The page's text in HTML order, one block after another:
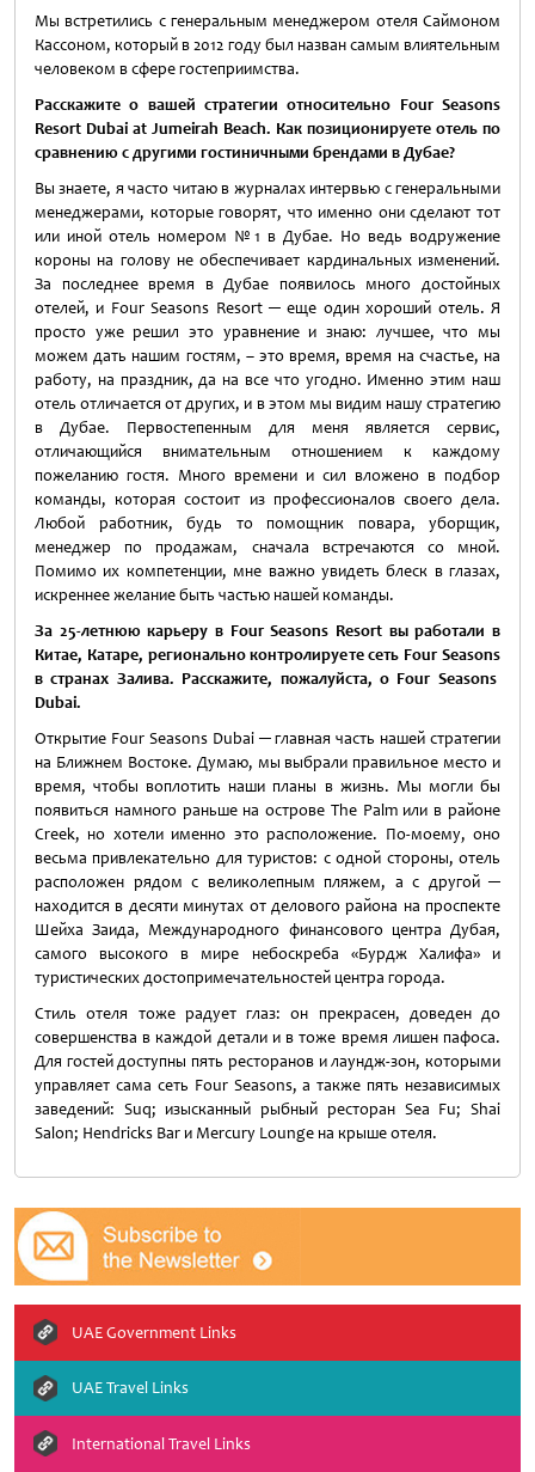
Мы встретились с генеральным менеджером отеля Саймоном
Кассоном, который в 2012 году был назван самым влиятельным
человеком в сфере гостеприимства.
Расскажите о вашей стратегии относительно Four Seasons
Resort Dubai at Jumeirah Beach. Как позиционируете отель по
сравнению с другими гостиничными брендами в Дубае?
Вы знаете, я часто читаю в журналах интервью с генеральными
менеджерами, которые говорят, что именно они сделают тот
или иной отель номером №1 в Дубае. Но ведь водружение
короны на голову не обеспечивает кардинальных изменений.
За последнее время в Дубае появилось много достойных
отелей, и Four Seasons Resort ─ еще один хороший отель. Я
просто уже решил это уравнение и знаю: лучшее, что мы
можем дать нашим гостям, – это время, время на счастье, на
работу, на праздник, да на все что угодно. Именно этим наш
отель отличается от других, и в этом мы видим нашу стратегию
в Дубае. Первостепенным для меня является сервис,
отличающийся внимательным отношением к каждому
пожеланию гостя. Много времени и сил вложено в подбор
команды, которая состоит из профессионалов своего дела.
Любой работник, будь то помощник повара, уборщик,
менеджер по продажам, сначала встречаются со мной.
Помимо их компетенции, мне важно увидеть блеск в глазах,
искреннее желание быть частью нашей команды.
За 25-летнюю карьеру в Four Seasons Resort вы работали в
Китае, Катаре, регионально контролируете сеть Four Seasons
в странах Залива. Расскажите, пожалуйста, о Four Seasons
Dubai.
Открытие Four Seasons Dubai ─ главная часть нашей стратегии
на Ближнем Востоке. Думаю, мы выбрали правильное место и
время, чтобы воплотить наши планы в жизнь. Мы могли бы
появиться намного раньше на острове The Palm или в районе
Creek, но хотели именно это расположение. По-моему, оно
весьма привлекательно для туристов: с одной стороны, отель
расположен рядом с великолепным пляжем, а с другой ─
находится в десяти минутах от делового района на проспекте
Шейха Заида, Международного финансового центра Дубая,
самого высокого в мире небоскреба «Бурдж Халифа» и
туристических достопримечательностей центра города.
Стиль отеля тоже радует глаз: он прекрасен, доведен до
совершенства в каждой детали и в тоже время лишен пафоса.
Для гостей доступны пять ресторанов и лаундж-зон, которыми
управляет сама сеть Four Seasons, а также пять независимых
заведений: Suq; изысканный рыбный ресторан Sea Fu; Shai
Salon; Hendricks Bar и Mercury Lounge на крыше отеля.
UAE Government Links
UAE Travel Links
International Travel Links